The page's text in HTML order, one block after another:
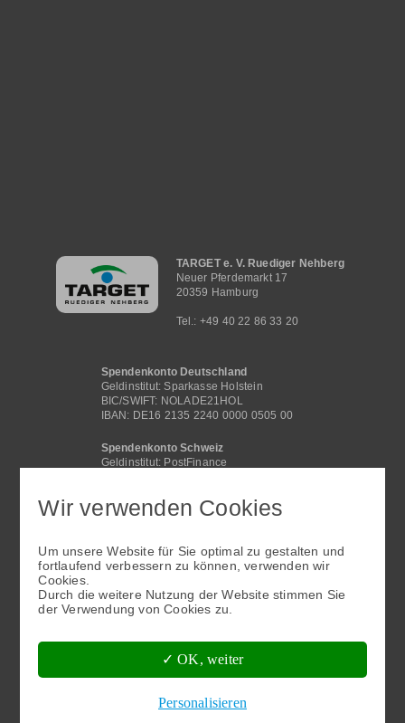
Hauptnavigation
TARGET e. V. Ruediger Nehberg
Neuer Pferdemarkt 17
20359 Hamburg
Tel.: +49 40 22 86 33 20
Spendenkonto Deutschland
Geldinstitut: Sparkasse Holstein
BIC/SWIFT: NOLADE21HOL
IBAN: DE16 2135 2240 0000 0505 00
Spendenkonto Schweiz
Geldinstitut: PostFinance
BIC/SWIFT: NOLADE21HOL
IBAN: DE16 2135 2240 0000 0505 00
Fußbereichsmenü
Datenschutz Impressum
Wir verwenden Cookies
Um unsere Website für Sie optimal zu gestalten und
fortlaufend verbessern zu können, verwenden wir
Cookies.
Durch die weitere Nutzung der Website stimmen Sie
der Verwendung von Cookies zu.
Personalisieren
✓ OK, weiter